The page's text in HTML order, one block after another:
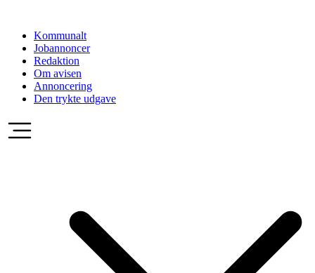
indholdKommunalt
Jobannoncer
Redaktion
Om avisen
Annoncering
Den trykte udgave